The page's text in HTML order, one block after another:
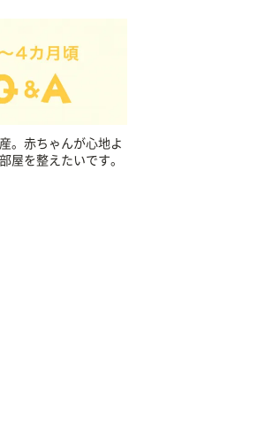
。赤ちゃんが心地よ
屋を整えたいです。